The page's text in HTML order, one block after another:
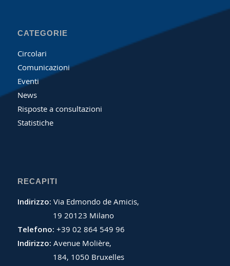
CATEGORIE
Circolari
Comunicazioni
Eventi
News
Risposte a consultazioni
Statistiche
RECAPITI
Indirizzo: Via Edmondo de Amicis,
19 20123 Milano
Telefono: +39 02 864 549 96
Indirizzo: Avenue Molière,
184, 1050 Bruxelles